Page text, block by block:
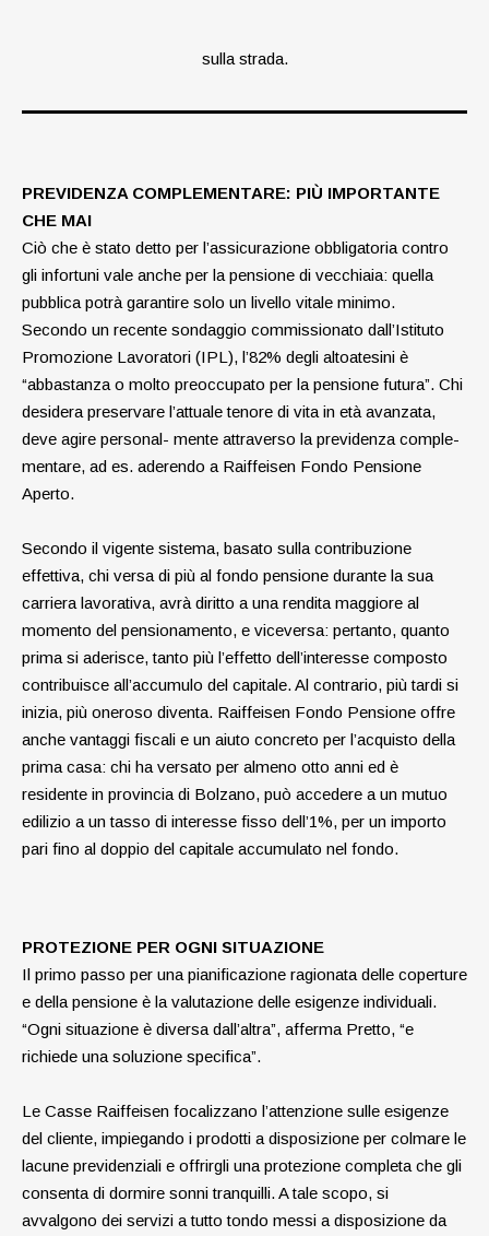
sulla strada.
PREVIDENZA COMPLEMENTARE: PIÙ IMPORTANTE
CHE MAI
Ciò che è stato detto per l’assicurazione obbligatoria contro
gli infortuni vale anche per la pensione di vecchiaia: quella
pubblica potrà garantire solo un livello vitale minimo.
Secondo un recente sondaggio commissionato dall’Istituto
Promozione Lavoratori (IPL), l’82% degli altoatesini è
“abbastanza o molto preoccupato per la pensione futura”. Chi
desidera preservare l’attuale tenore di vita in età avanzata,
deve agire personal- mente attraverso la previdenza comple-
mentare, ad es. aderendo a Raiffeisen Fondo Pensione
Aperto.
Secondo il vigente sistema, basato sulla contribuzione
effettiva, chi versa di più al fondo pensione durante la sua
carriera lavorativa, avrà diritto a una rendita maggiore al
momento del pensionamento, e viceversa: pertanto, quanto
prima si aderisce, tanto più l’effetto dell’interesse composto
contribuisce all’accumulo del capitale. Al contrario, più tardi si
inizia, più oneroso diventa. Raiffeisen Fondo Pensione offre
anche vantaggi fiscali e un aiuto concreto per l’acquisto della
prima casa: chi ha versato per almeno otto anni ed è
residente in provincia di Bolzano, può accedere a un mutuo
edilizio a un tasso di interesse fisso dell’1%, per un importo
pari fino al doppio del capitale accumulato nel fondo.
PROTEZIONE PER OGNI SITUAZIONE
Il primo passo per una pianificazione ragionata delle coperture
e della pensione è la valutazione delle esigenze individuali.
“Ogni situazione è diversa dall’altra”, afferma Pretto, “e
richiede una soluzione specifica”.
Le Casse Raiffeisen focalizzano l’attenzione sulle esigenze
del cliente, impiegando i prodotti a disposizione per colmare le
lacune previdenziali e offrirgli una protezione completa che gli
consenta di dormire sonni tranquilli. A tale scopo, si
avvalgono dei servizi a tutto tondo messi a disposizione da